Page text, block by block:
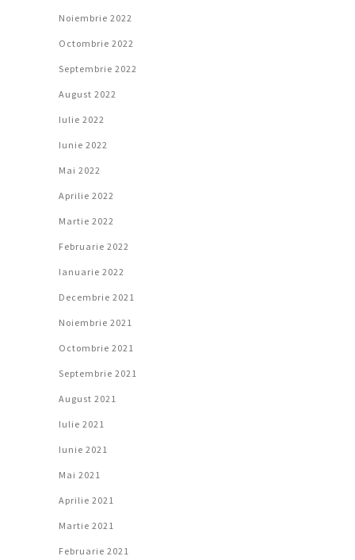
Noiembrie 2022
Octombrie 2022
Septembrie 2022
August 2022
Iulie 2022
Iunie 2022
Mai 2022
Aprilie 2022
Martie 2022
Februarie 2022
Ianuarie 2022
Decembrie 2021
Noiembrie 2021
Octombrie 2021
Septembrie 2021
August 2021
Iulie 2021
Iunie 2021
Mai 2021
Aprilie 2021
Martie 2021
Februarie 2021